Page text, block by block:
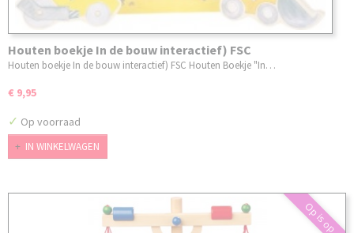
Houten boekje In de bouw interactief) FSC
Houten boekje In de bouw interactief) FSC Houten Boekje "In…
€ 9,95
✓ Op voorraad
IN WINKELWAGEN
Op is op